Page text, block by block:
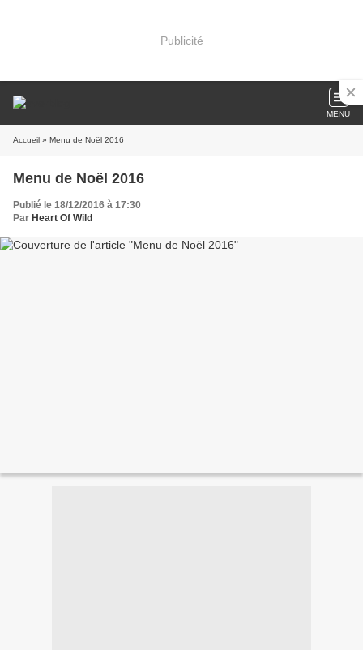
Publicité
MENU
Accueil » Menu de Noël 2016
Menu de Noël 2016
Publié le 18/12/2016 à 17:30
Par Heart Of Wild